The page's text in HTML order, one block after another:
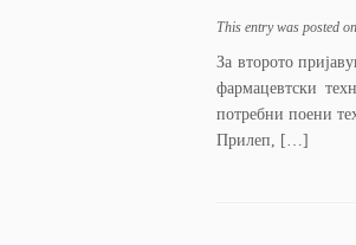
This entry was posted on
За второто
фармацевтски
потребни поени
Прилеп, […]